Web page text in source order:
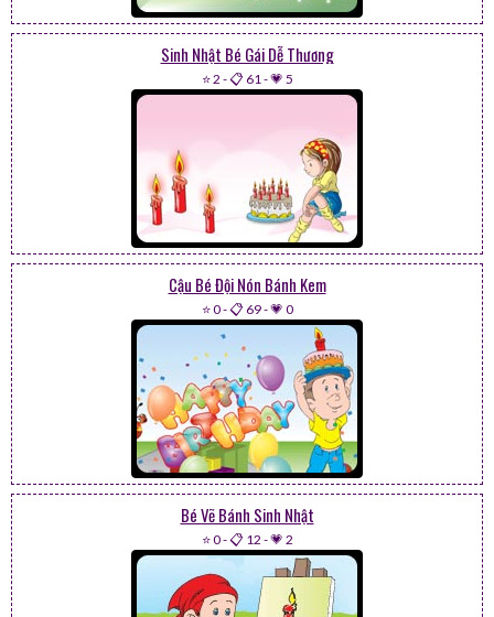
Sinh Nhật Bé Gái Dễ Thương
⭐ 2 -📋 61-💗 5
Cậu Bé Đội Nón Bánh Kem
⭐ 0-📋 69-💗 0
Bé Vẽ Bánh Sinh Nhật
⭐ 0-📋 12 -💗 2